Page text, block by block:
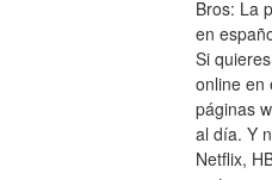
Bros: La
en
Si
online en
páginas
al día. Y
Netflix,